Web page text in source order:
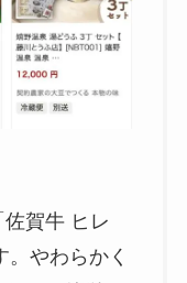
賀牛 ヒレ
やわらかく